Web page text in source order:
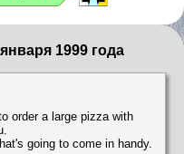
1999 года
order a large pizza with
going to come in handy.